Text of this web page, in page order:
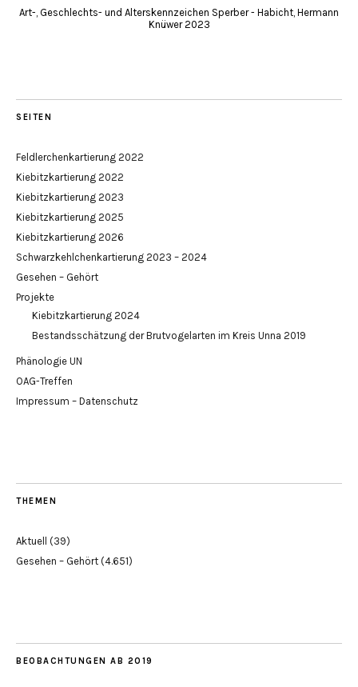
Art-, Geschlechts- und Alterskennzeichen Sperber - Habicht, Hermann
Knüwer 2023
SEITEN
Feldlerchenkartierung 2022
Kiebitzkartierung 2022
Kiebitzkartierung 2023
Kiebitzkartierung 2025
Kiebitzkartierung 2026
Schwarzkehlchenkartierung 2023 – 2024
Gesehen – Gehört
Projekte
Kiebitzkartierung 2024
Bestandsschätzung der Brutvogelarten im Kreis Unna 2019
Phänologie UN
OAG-Treffen
Impressum – Datenschutz
THEMEN
Aktuell (39)
Gesehen – Gehört (4.651)
BEOBACHTUNGEN AB 2019